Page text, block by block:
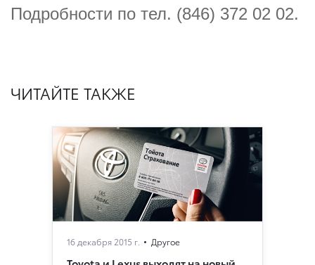
Подробности по тел. (846) 372 02 02.
ЧИТАЙТЕ ТАКЖЕ
16 декабря 2015 г. Другое